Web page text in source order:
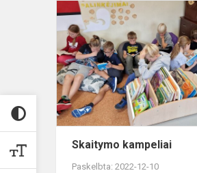
Skaitymo kampeliai
Paskelbta: 2022-12-10